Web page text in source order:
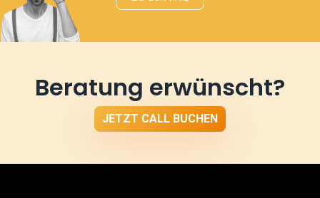
Beratung erwünscht?
JETZT CALL BUCHEN